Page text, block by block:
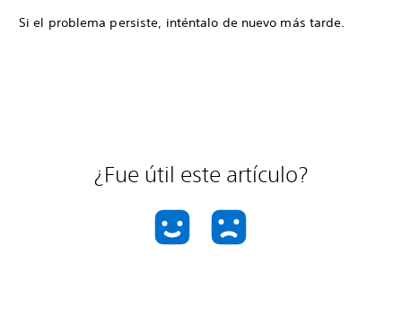
Si el problema persiste, inténtalo de nuevo más tarde.
¿Fue útil este artículo?